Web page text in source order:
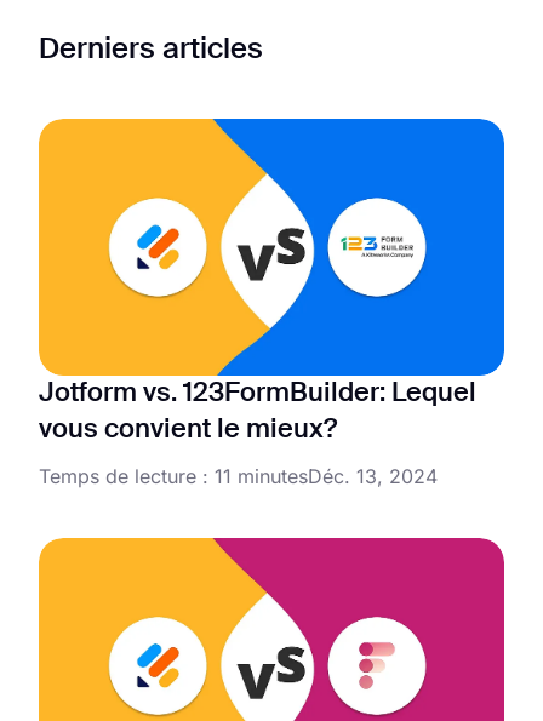
Derniers articles
Jotform vs. 123FormBuilder: Lequel
vous convient le mieux?
Temps de lecture : 11 minutesDéc. 13, 2024